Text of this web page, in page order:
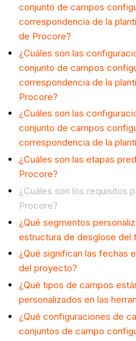
conjunto de campos
correspondencia de la
de Procore?
¿Cuáles son las
conjunto de campos
correspondencia de la
Procore?
¿Cuáles son las
conjunto de campos
correspondencia de la
¿Cuáles son las etapas
Procore?
¿Cuáles son los requisitos
Procore?
¿Qué segmentos
estructura de desglose del
¿Qué significan las fechas
del proyecto?
¿Qué tipos de campos
personalizados en las
¿Qué configuraciones de
conjuntos de campo